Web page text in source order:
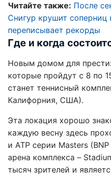
Читайте также: После
Снигур крушит
переписывает рекорды
Где и когда
Новым домом для
которые пройдут с 8 по
станет теннисный
Калифорния, США).
Эта локация хорошо
каждую весну здесь
и ATP серии Masters
арена комплекса –
тысяч зрителей и